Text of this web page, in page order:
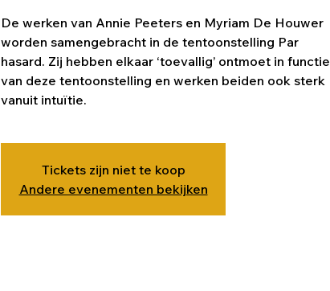
De werken van Annie Peeters en Myriam De Houwer
worden samengebracht in de tentoonstelling Par
hasard. Zij hebben elkaar ‘toevallig’ ontmoet in functie
van deze tentoonstelling en werken beiden ook sterk
vanuit intuïtie.
Tickets zijn niet te koop
Andere evenementen bekijken